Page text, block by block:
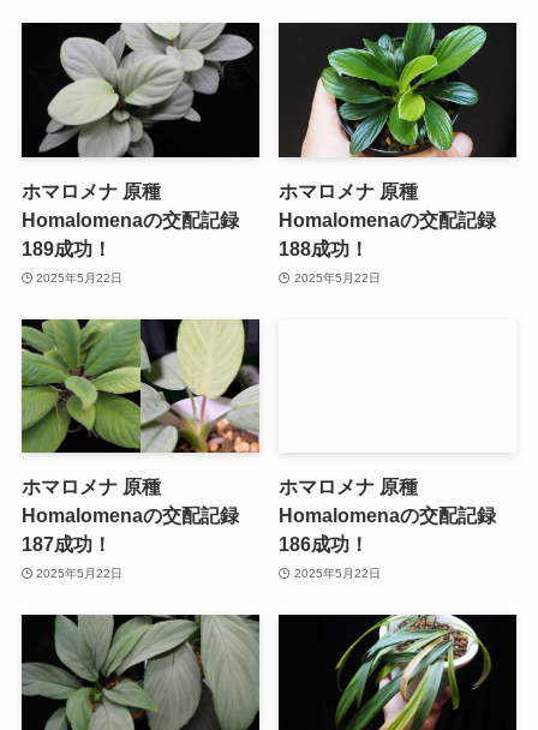
ホマロメナ 原種
Homalomenaの交配記録
189成功！
2025年5月22日
ホマロメナ 原種
Homalomenaの交配記録
188成功！
2025年5月22日
ホマロメナ 原種
Homalomenaの交配記録
187成功！
2025年5月22日
ホマロメナ 原種
Homalomenaの交配記録
186成功！
2025年5月22日